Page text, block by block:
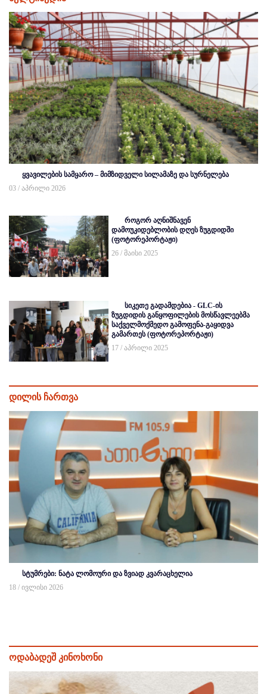
ყვავილების სამყარო – მიმზიდველი სილამაზე და სურნელება
03 / აპრილი 2026
როგორ აღნიშნავენ
დამოუკიდებლობის დღეს ზუგდიდში
(ფოტორეპორტაჟი)
26 / მაისი 2025
სიკეთე გადამდებია - GLC-ის
ზუგდიდის განყოფილების მოსწავლეებმა
საქველმოქმედო გამოფენა-გაყიდვა
გამართეს (ფოტორეპორტაჟი)
17 / აპრილი 2025
დილის ჩართვა
სტუმრები: ნატა ლომოური და ზვიად კვარაცხელია
18 / ივლისი 2026
ოდაბადეშ კინოხონი